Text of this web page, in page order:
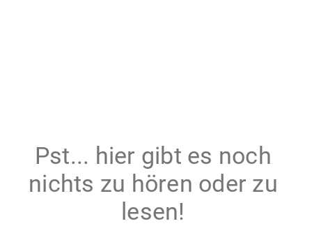
Pst... hier gibt es noch
nichts zu hören oder zu
lesen!